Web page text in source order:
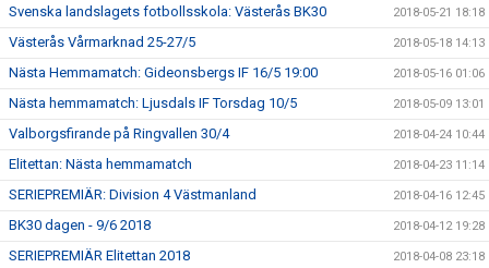
Svenska landslagets fotbollsskola: Västerås BK30 2018-05-21 18:18
Västerås Vårmarknad 25-27/5 2018-05-18 14:13
Nästa Hemmamatch: Gideonsbergs IF 16/5 19:00 2018-05-16 01:06
Nästa hemmamatch: Ljusdals IF Torsdag 10/5 2018-05-09 13:01
Valborgsfirande på Ringvallen 30/4 2018-04-24 10:44
Elitettan: Nästa hemmamatch 2018-04-23 11:14
SERIEPREMIÄR: Division 4 Västmanland 2018-04-16 12:45
BK30 dagen - 9/6 2018 2018-04-12 19:28
SERIEPREMIÄR Elitettan 2018 2018-04-08 23:18